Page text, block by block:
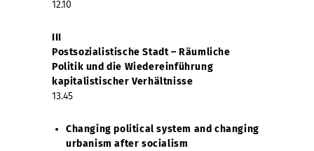
12.10
III
Postsozialistische Stadt – Räumliche
Politik und die Wiedereinführung
kapitalistischer Verhältnisse
13.45
Changing political system and changing
urbanism after socialism